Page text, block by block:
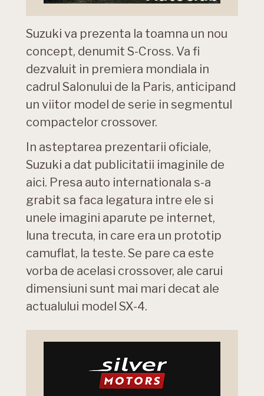
Suzuki va prezenta la toamna un nou
concept, denumit S-Cross. Va fi
dezvaluit in premiera mondiala in
cadrul Salonului de la Paris, anticipand
un viitor model de serie in segmentul
compactelor crossover.
In asteptarea prezentarii oficiale,
Suzuki a dat publicitatii imaginile de
aici. Presa auto internationala s-a
grabit sa faca legatura intre ele si
unele imagini aparute pe internet,
luna trecuta, in care era un prototip
camuflat, la teste. Se pare ca este
vorba de acelasi crossover, ale carui
dimensiuni sunt mai mari decat ale
actualului model SX-4.